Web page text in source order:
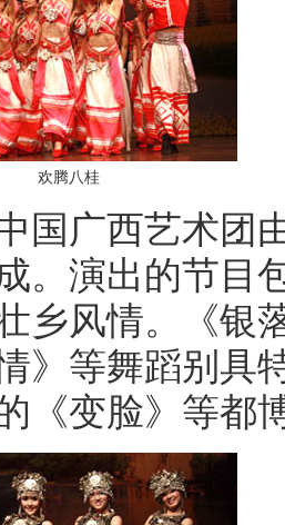
欢腾八桂
广西艺术团由
。演出的节目
乡风情。《银
》等舞蹈别具
《变脸》等都